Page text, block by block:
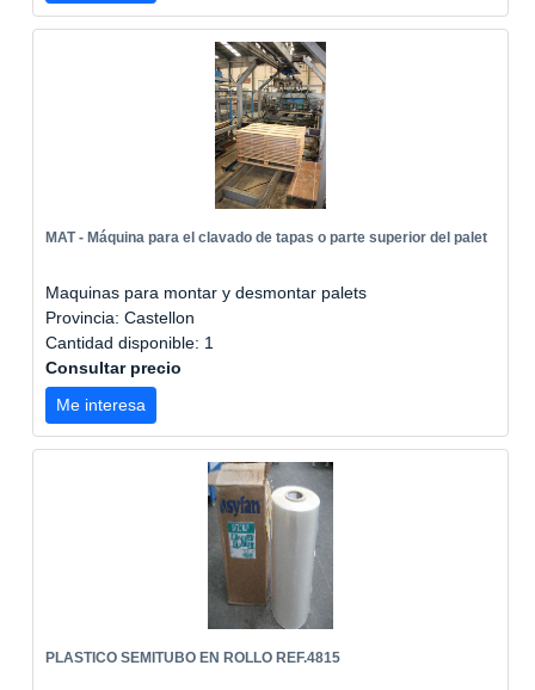
MAT - Máquina para el clavado de tapas o parte superior del palet
Maquinas para montar y desmontar palets
Provincia: Castellon
Cantidad disponible: 1
Consultar precio
Me interesa
PLASTICO SEMITUBO EN ROLLO REF.4815